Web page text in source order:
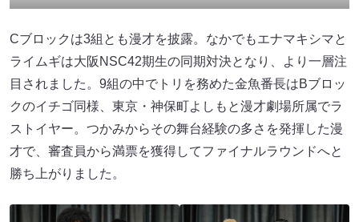
Cブロックは3組とも漫才を披露。なかでもエナマキシマと
ライムギは大阪NSC42期生の同期対決となり、より一層注
目されました。9組の中でトリを務めた金魚番長はBブロッ
クのイチゴ同様、東京・神保町よしもと漫才劇場所属でラ
ストイヤー。つかみからその舞台経験の多さを発揮した漫
才で、審査員から満票を獲得してファイナルラウンドへと
勝ち上がりました。